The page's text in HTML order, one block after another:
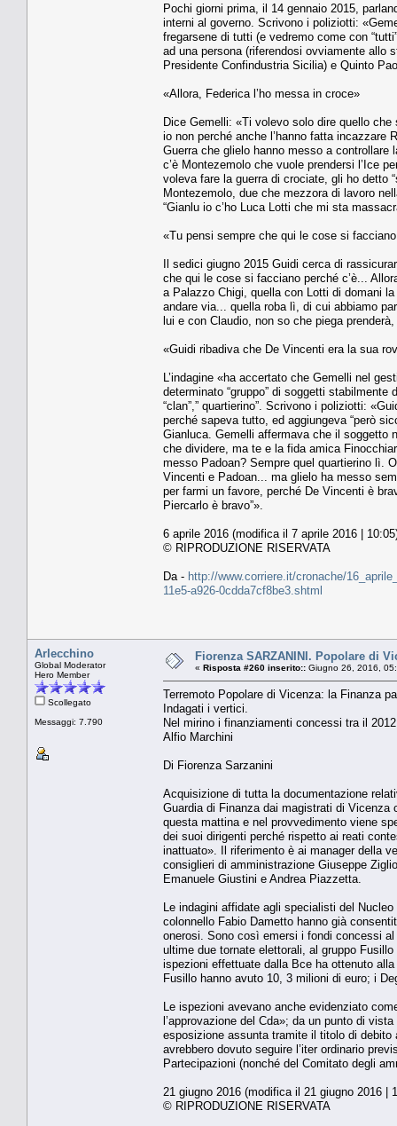
Pochi giorni prima, il 14 gennaio 2015,
interni al governo. Scrivono i poliziotti:
fregarsene di tutti (e vedremo come con
ad una persona (riferendosi ovviamente allo
Presidente Confindustria Sicilia) e Quinto
«Allora, Federica l’ho messa in croce»
Dice Gemelli: «Ti volevo solo dire quello
io non perché anche l’hanno fatta incazzare
Guerra che glielo hanno messo a controllare
c’è Montezemolo che vuole prendersi l’Ice
voleva fare la guerra di crociate, gli ho detto
Montezemolo, due che mezzora di lavoro
“Gianlu io c’ho Luca Lotti che mi sta
«Tu pensi sempre che qui le cose si
Il sedici giugno 2015 Guidi cerca di
che qui le cose si facciano perché c’è...
a Palazzo Chigi, quella con Lotti di domani
andare via... quella roba lì, di cui abbiamo
lui e con Claudio, non so che piega
«Guidi ribadiva che De Vincenti era la sua
L’indagine «ha accertato che Gemelli nel
determinato “gruppo” di soggetti stabilmente
“clan”,” quartierino”. Scrivono i poliziotti:
perché sapeva tutto, ed aggiungeva “però
Gianluca. Gemelli affermava che il soggetto
che dividere, ma te e la fida amica
messo Padoan? Sempre quel quartierino lì.
Vincenti e Padoan... ma glielo ha messo
per farmi un favore, perché De Vincenti è
Piercarlo è bravo”».
6 aprile 2016 (modifica il 7 aprile 2016 |
© RIPRODUZIONE RISERVATA
Da - http://www.corriere.it/cronache/
11e5-a926-0cdda7cf8be3.shtml
Arlecchino
Global Moderator
Hero Member
Scollegato
Messaggi: 7.790
Fiorenza SARZANINI. Popolare di
« Risposta #260 inserito:: Giugno 26, 2016,
Terremoto Popolare di Vicenza: la Finanza
Indagati i vertici.
Nel mirino i finanziamenti concessi tra il
Alfio Marchini
Di Fiorenza Sarzanini
Acquisizione di tutta la documentazione
Guardia di Finanza dai magistrati di
questa mattina e nel provvedimento viene
dei suoi dirigenti perché rispetto ai reati
inattuato». Il riferimento è ai manager della
consiglieri di amministrazione Giuseppe
Emanuele Giustini e Andrea Piazzetta.
Le indagini affidate agli specialisti del
colonnello Fabio Dametto hanno già
onerosi. Sono così emersi i fondi concessi
ultime due tornate elettorali, al gruppo
ispezioni effettuate dalla Bce ha ottenuto
Fusillo hanno avuto 10, 3 milioni di euro; i
Le ispezioni avevano anche evidenziato
l’approvazione del Cda»; da un punto di
esposizione assunta tramite il titolo di
avrebbero dovuto seguire l’iter ordinario
Partecipazioni (nonché del Comitato degli
21 giugno 2016 (modifica il 21 giugno 2016 |
© RIPRODUZIONE RISERVATA